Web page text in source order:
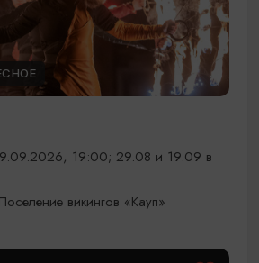
19:00; 29.08 и 19.09 в
викингов «Кауп»